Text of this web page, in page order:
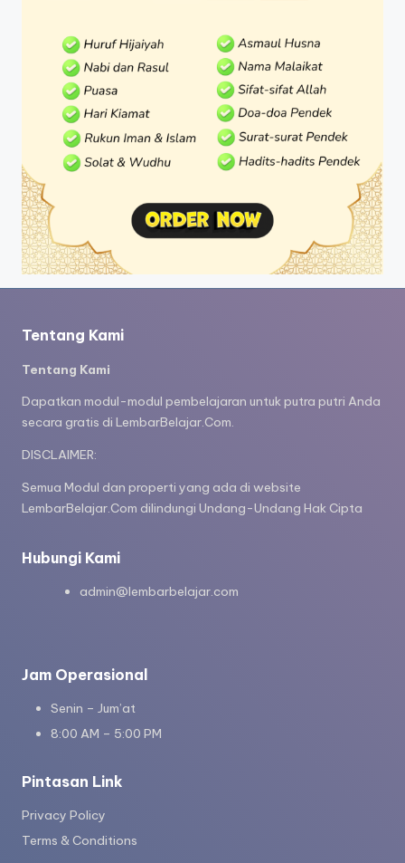
Tentang Kami
Tentang Kami
Dapatkan modul-modul pembelajaran untuk putra putri Anda
secara gratis di LembarBelajar.Com.
DISCLAIMER:
Semua Modul dan properti yang ada di website
LembarBelajar.Com dilindungi Undang-Undang Hak Cipta
Hubungi Kami
admin@lembarbelajar.com
Jam Operasional
Senin – Jum’at
8:00 AM – 5:00 PM
Pintasan Link
Privacy Policy
Terms & Conditions